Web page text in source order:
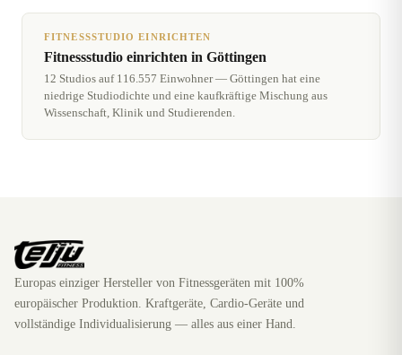
FITNESSSTUDIO EINRICHTEN
Fitnessstudio einrichten in Göttingen
12 Studios auf 116.557 Einwohner — Göttingen hat eine
niedrige Studiodichte und eine kaufkräftige Mischung aus
Wissenschaft, Klinik und Studierenden.
Europas einziger Hersteller von Fitnessgeräten mit 100%
europäischer Produktion. Kraftgeräte, Cardio-Geräte und
vollständige Individualisierung — alles aus einer Hand.